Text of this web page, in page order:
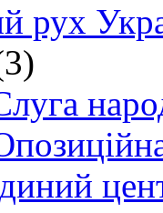
рух